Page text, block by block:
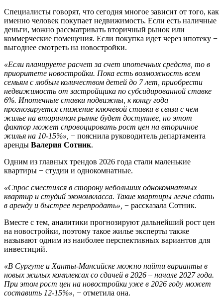
Специалисты говорят, что сегодня многое зависит от того, как
именно человек покупает недвижимость. Если есть наличные
деньги, можно рассматривать вторичный рынок или
коммерческие помещения. Если покупка идет через ипотеку −
выгоднее смотреть на новостройки.
«Если планируете расчет за счет ипотечных средств, то в
приоритете новостройки. Пока есть возможность всем
семьям с любым количеством детей до 7 лет, приобрести
недвижимость от застройщика по субсидированной ставке
6%. Ипотечные ставки подвижны, к концу года
прогнозируется снижение ключевой ставки в связи с чем
жилье на вторичном рынке будет доступнее, но этот
фактор может спровоцировать рост цен на вторичное
жилья на 10-15%», − пояснила руководитель департамента
аренды Валерия Сотник.
Одним из главных трендов 2026 года стали маленькие
квартиры − студии и однокомнатные.
«Спрос сместился в сторону небольших однокомнатных
квартир и студий экономкласса. Такие квартиры легче сдать
в аренду и быстрее перепродать», − рассказала Сотник.
Вместе с тем, аналитики прогнозируют дальнейший рост цен
на новостройки, поэтому такое жилье эксперты также
называют одним из наиболее перспективных вариантов для
инвестиций.
«В Сургуте и Ханты-Мансийске можно найти варианты в
новых жилых комплексах со сдачей в 2026 – начале 2027 года.
При этом рост цен на новостройки уже в 2026 году может
составить 12-15%», − отметила она.